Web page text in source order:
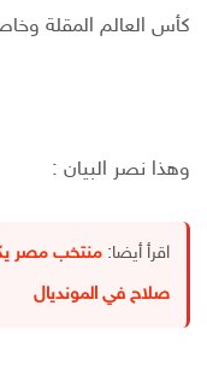
كأس العالم المقلة
وهذا نصر البيان :
اقرأ أيضا: منتخب مصر
صلاح في المونديال